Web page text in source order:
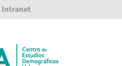
Intranet